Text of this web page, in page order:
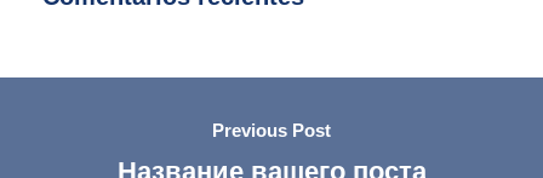
Previous Post
Название вашего поста